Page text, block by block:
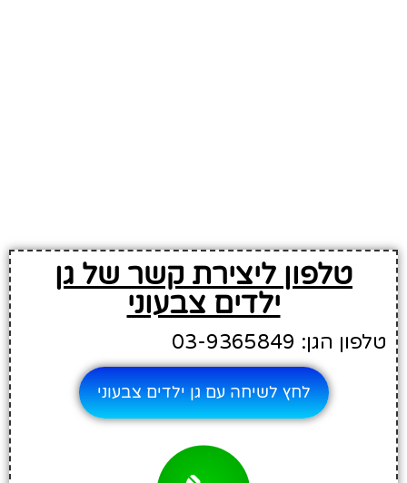
טלפון ליצירת קשר של גן
ילדים צבעוני
טלפון הגן: 03-9365849
לחץ לשיחה עם גן ילדים צבעוני